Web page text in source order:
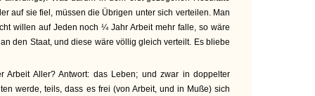
auf sie fiel, müssen die Übrigen unter sich verteilen. Man
willen auf Jeden noch ¼ Jahr Arbeit mehr falle, so wäre
den Staat, und diese wäre völlig gleich verteilt. Es bliebe
Arbeit Aller? Antwort: das Leben; und zwar in doppelter
werde, teils, dass es frei (von Arbeit, und in Muße) sich